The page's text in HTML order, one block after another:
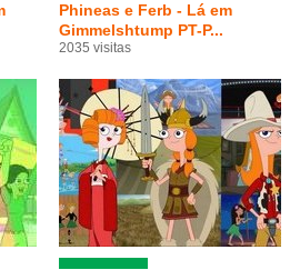
Phineas e Ferb - Lá em
Gimmelshtump PT-P...
2035 visitas